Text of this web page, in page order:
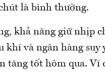
là bình thường.
khả năng giữ nhịp
khí và ngân hàng suy
tăng tốt hôm qua. Ví